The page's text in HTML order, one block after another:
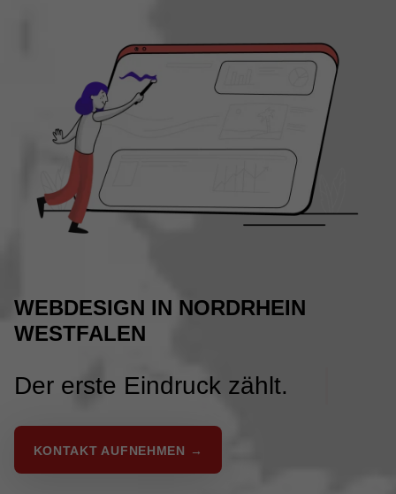
WEBDESIGN IN NORDRHEIN
WESTFALEN
Der erste Eindruck zählt.
KONTAKT AUFNEHMEN →